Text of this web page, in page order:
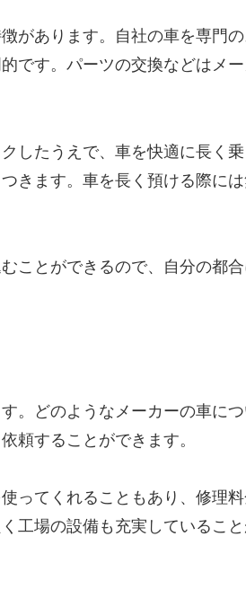
があります。自社の車を専門
です。パーツの交換などはメ
したうえで、車を快適に長く
きます。車を長く預ける際に
ことができるので、自分の都
。どのようなメーカーの車に
頼することができます。
ってくれることもあり、修理
工場の設備も充実していること